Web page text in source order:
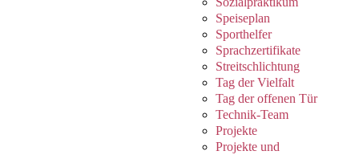
Speiseplan
Sporthelfer
Sprachzertifikate
Streitschlichtung
Tag der Vielfalt
Tag der offenen Tür
Technik-Team
Projekte
Projekte und